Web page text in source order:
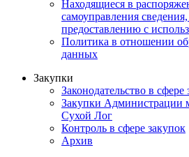
Находящиеся в
самоуправления
предоставлению с
Политика в отношении
данных
Закупки
Законодательство в сфере
Закупки Администрации
Сухой Лог
Контроль в сфере закупок
Архив